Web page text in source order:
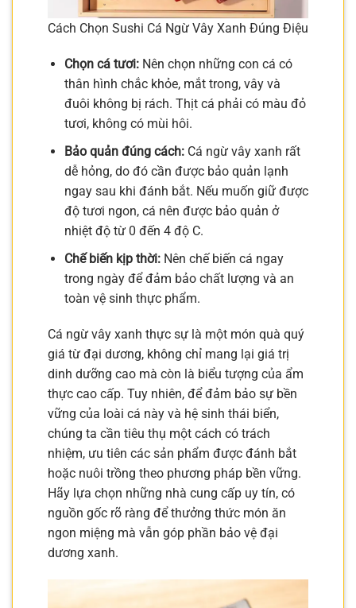
Cách Chọn Sushi Cá Ngừ Vây Xanh Đúng Điệu
Chọn cá tươi:Nên chọn những con cá có
thân hình chắc khỏe, mắt trong, vây và
đuôi không bị rách. Thịt cá phải có màu đỏ
tươi, không có mùi hôi.
Bảo quản đúng cách:Cá ngừ vây xanh rất
dễ hỏng, do đó cần được bảo quản lạnh
ngay sau khi đánh bắt. Nếu muốn giữ được
độ tươi ngon, cá nên được bảo quản ở
nhiệt độ từ 0 đến 4 độ C.
Chế biến kịp thời:Nên chế biến cá ngay
trong ngày để đảm bảo chất lượng và an
toàn vệ sinh thực phẩm.
Cá ngừ vây xanh thực sự là một món quà quý
giá từ đại dương, không chỉ mang lại giá trị
dinh dưỡng cao mà còn là biểu tượng của ẩm
thực cao cấp. Tuy nhiên, để đảm bảo sự bền
vững của loài cá này và hệ sinh thái biển,
chúng ta cần tiêu thụ một cách có trách
nhiệm, ưu tiên các sản phẩm được đánh bắt
hoặc nuôi trồng theo phương pháp bền vững.
Hãy lựa chọn những nhà cung cấp uy tín, có
nguồn gốc rõ ràng để thưởng thức món ăn
ngon miệng mà vẫn góp phần bảo vệ đại
dương xanh.